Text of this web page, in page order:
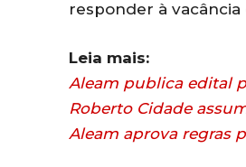
responder à
Leia mais:
Aleam publica edital
Roberto Cidade
Aleam aprova regras